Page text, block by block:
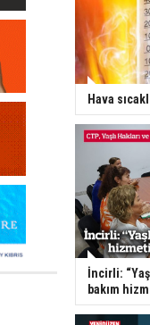
Hava
İncirli:
bakım